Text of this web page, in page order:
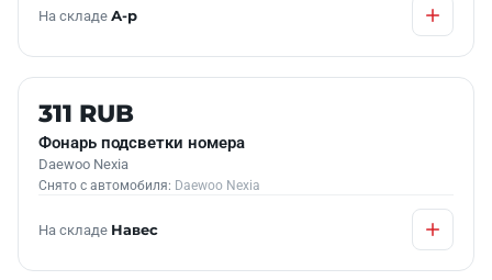
На складе А-р
Б/У В НАЛИЧИИ
311 RUB
Фонарь подсветки номера
Daewoo Nexia
Снято с автомобиля: Daewoo Nexia
На складе Навес